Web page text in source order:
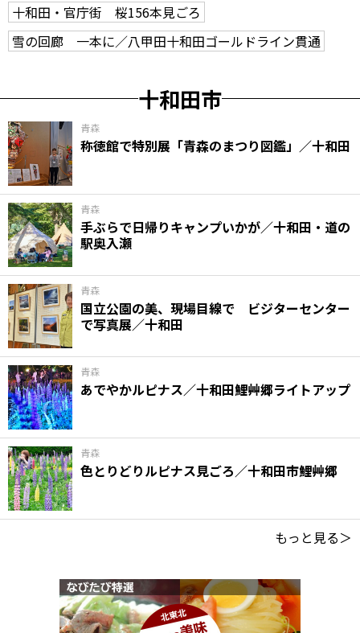
十和田・官庁街 桜156本見ごろ
雪の回廊 一本に／八甲田十和田ゴールドライン貫通
十和田市
青森
称徳館で特別展「青森のまつり図鑑」／十和田
青森
手ぶらで日帰りキャンプいかが／十和田・道の
駅奥入瀬
青森
国立公園の美、現場目線で ビジターセンター
で写真展／十和田
青森
あでやかルピナス／十和田鯉艸郷ライトアップ
青森
色とりどりルピナス見ごろ／十和田市鯉艸郷
もっと見る＞